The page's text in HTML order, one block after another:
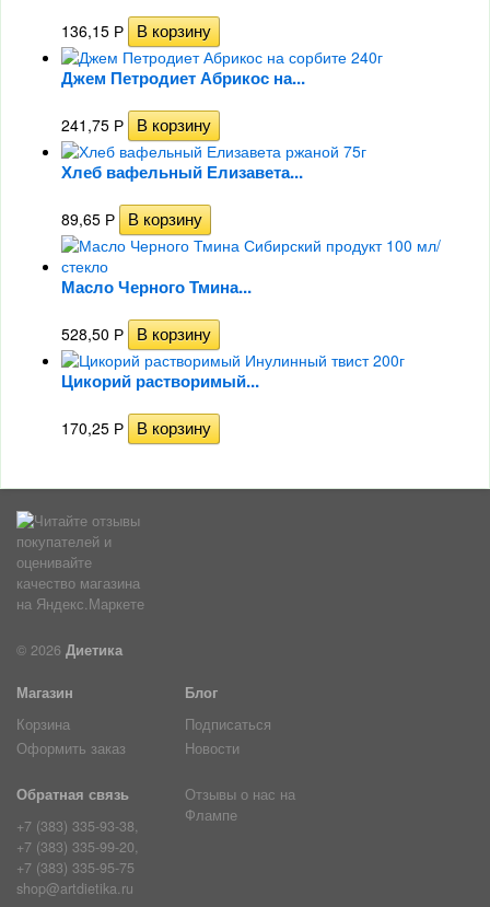
136,15 Р
Джем Петродиет Абрикос на...
241,75 Р
Хлеб вафельный Елизавета...
89,65 Р
Масло Черного Тмина...
528,50 Р
Цикорий растворимый...
170,25 Р
© 2026 Диетика
Магазин
Корзина
Оформить заказ
Блог
Подписаться
Новости
Обратная связь
+7 (383) 335-93-38,
+7 (383) 335-99-20,
+7 (383) 335-95-75
shop@artdietika.ru
Отзывы о нас на
Флампе